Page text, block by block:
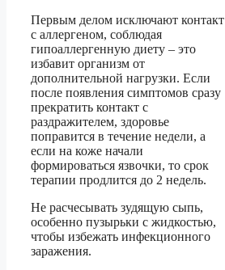
Первым делом исключают контакт
с аллергеном, соблюдая
гипоаллергенную диету – это
избавит организм от
дополнительной нагрузки. Если
после появления симптомов сразу
прекратить контакт с
раздражителем, здоровье
поправится в течение недели, а
если на коже начали
формироваться язвочки, то срок
терапии продлится до 2 недель.
Не расчесывать зудящую сыпь,
особенно пузырьки с жидкостью,
чтобы избежать инфекционного
заражения.